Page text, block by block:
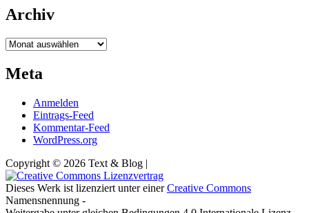
Archiv
Archiv
Meta
Anmelden
Eintrags-Feed
Kommentar-Feed
WordPress.org
Copyright © 2026 Text & Blog |
Dieses Werk ist lizenziert unter einerCreative Commons
Namensnennung -